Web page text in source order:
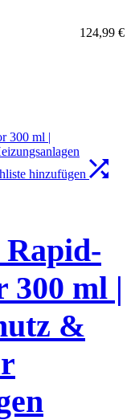
124,99 €
hinzufügen
Rapid-
300 ml |
&